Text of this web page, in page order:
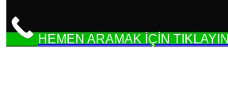
HEMEN ARAMAK İÇİN TIKLAYIN